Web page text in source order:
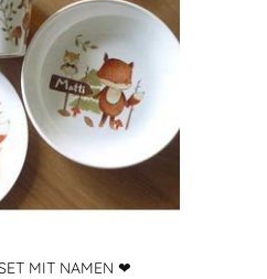
MIT NAMEN ❤